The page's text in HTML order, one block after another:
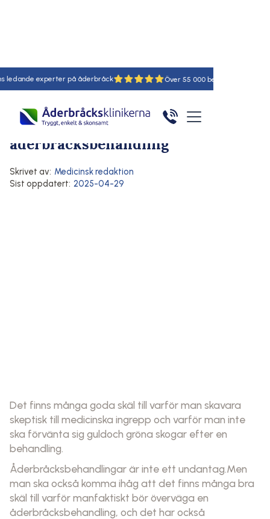
experter på åderbråck 55
Hem/Artiklar/Här
Efter behandling Behandling av åderbråck
Livet efter en
åderbråcksbehandling
Skrivet av: Medicinsk redaktion
Sist oppdatert: 2025-04-29
Det finns många goda skäl till varför man skavara
skeptisk till medicinska ingrepp och varför man inte
ska förvänta sig guldoch gröna skogar efter en
behandling.
Åderbråcksbehandlingar är inte ett undantag.Men
man ska också komma ihåg att det finns många bra
skäl till varför manfaktiskt bör överväga en
åderbråcksbehandling, och det har också